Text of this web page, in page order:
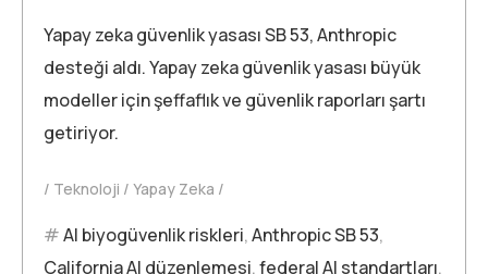
Yapay zeka güvenlik yasası SB 53, Anthropic
desteği aldı. Yapay zeka güvenlik yasası büyük
modeller için şeffaflık ve güvenlik raporları şartı
getiriyor.
Teknoloji Yapay Zeka
AI biyogüvenlik riskleri,Anthropic SB 53,
California AI düzenlemesi,federal AI standartları,